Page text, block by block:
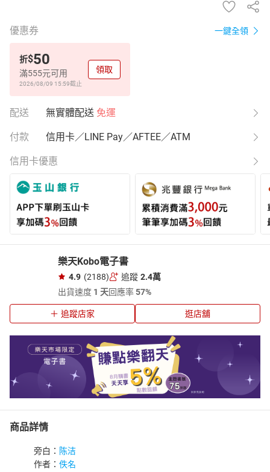
優惠券 一鍵全領
折$50
滿555元可用
2026/08/09 15:59截止
領取
配送 無實體配送 免運
付款 信用卡／LINE Pay／AFTEE／ATM
信用卡優惠
樂天Kobo電子書
4.9 (2188) 追蹤 2.4萬
出貨速度 1 天回應率57%
追蹤店家 逛店舖
商品詳情
旁白： 陈洁
作者： 佚名